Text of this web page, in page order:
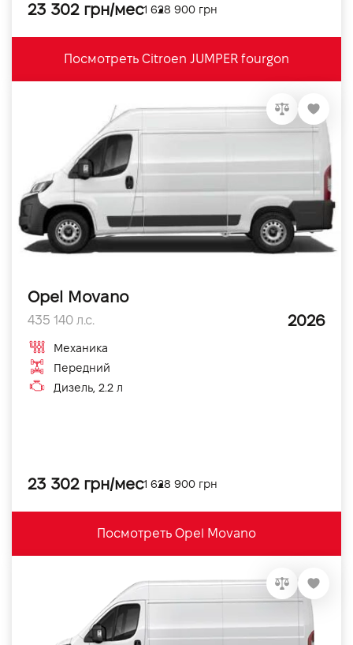
23 302 грн/мес1 628 900 грн
Посмотреть Citroen JUMPER fourgon
Opel Movano
435 140 л.с. 2026
Механика
Передний
Дизель, 2.2 л
23 302 грн/мес1 628 900 грн
Посмотреть Opel Movano